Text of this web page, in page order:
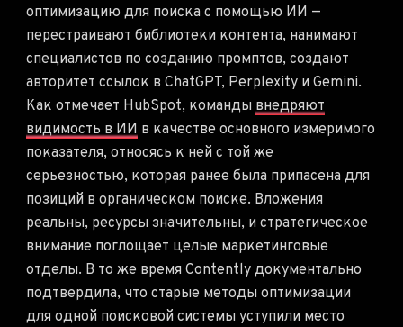
оптимизацию для поиска с помощью ИИ —
перестраивают библиотеки контента, нанимают
специалистов по созданию промптов, создают
авторитет ссылок в ChatGPT, Perplexity и Gemini.
Как отмечает HubSpot, команды внедряют
видимость в ИИ в качестве основного измеримого
показателя, относясь к ней с той же
серьезностью, которая ранее была припасена для
позиций в органическом поиске. Вложения
реальны, ресурсы значительны, и стратегическое
внимание поглощает целые маркетинговые
отделы. В то же время Contently документально
подтвердила, что старые методы оптимизации
для одной поисковой системы уступили место